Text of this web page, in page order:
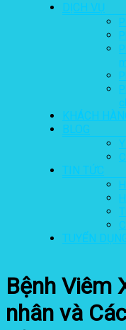
DỊCH VỤ
KHÁCH
BLOG
TIN TỨC
TUYỂN
Bệnh Viêm
nhân và